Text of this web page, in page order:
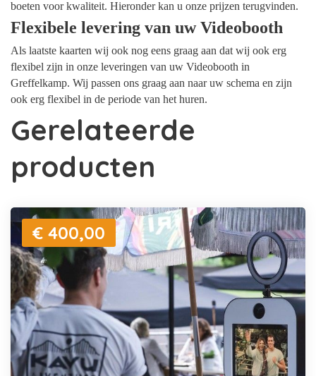
boeten voor kwaliteit. Hieronder kan u onze prijzen terugvinden.
Flexibele levering van uw Videobooth
Als laatste kaarten wij ook nog eens graag aan dat wij ook erg
flexibel zijn in onze leveringen van uw Videobooth in
Greffelkamp. Wij passen ons graag aan naar uw schema en zijn
ook erg flexibel in de periode van het huren.
Gerelateerde
producten
€ 400,00